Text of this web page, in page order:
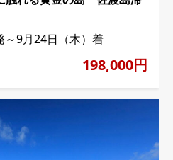
9月24日（木）着
198,000円